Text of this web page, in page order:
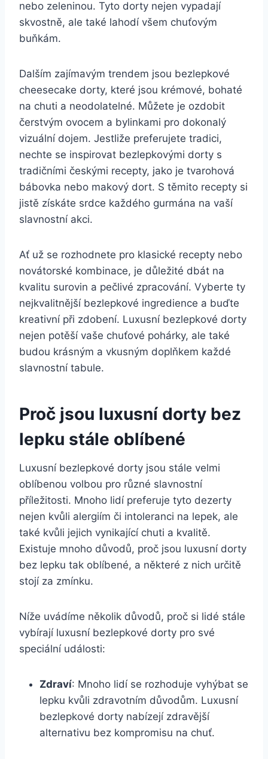
nebo zeleninou. Tyto dorty nejen vypadají
skvostně, ale také lahodí všem chuťovým
buňkám.
Dalším zajímavým trendem jsou bezlepkové
cheesecake dorty, které jsou krémové, bohaté
na chuti a neodolatelné. Můžete je ozdobit
čerstvým ovocem a bylinkami pro dokonalý
vizuální dojem. Jestliže preferujete tradici,
nechte se inspirovat bezlepkovými dorty s
tradičními českými recepty, jako je tvarohová
bábovka nebo makový dort. S těmito recepty si
jistě získáte srdce každého gurmána na vaší
slavnostní akci.
Ať už se rozhodnete pro klasické recepty nebo
novátorské kombinace, je důležité dbát na
kvalitu surovin a pečlivé zpracování. Vyberte ty
nejkvalitnější bezlepkové ingredience a buďte
kreativní při zdobení. Luxusní bezlepkové dorty
nejen potěší vaše chuťové pohárky, ale také
budou krásným a vkusným doplňkem každé
slavnostní tabule.
Proč jsou luxusní dorty bez
lepku stále oblíbené
Luxusní bezlepkové dorty jsou stále velmi
oblíbenou volbou pro různé slavnostní
příležitosti. Mnoho lidí preferuje tyto dezerty
nejen kvůli alergiím či intoleranci na lepek, ale
také kvůli jejich vynikající chuti a kvalitě.
Existuje mnoho důvodů, proč jsou luxusní dorty
bez lepku tak oblíbené, a některé z nich určitě
stojí za zmínku.
Níže uvádíme několik důvodů, proč si lidé stále
vybírají luxusní bezlepkové dorty pro své
speciální události:
Zdraví: Mnoho lidí se rozhoduje vyhýbat se
lepku kvůli zdravotním důvodům. Luxusní
bezlepkové dorty nabízejí zdravější
alternativu bez kompromisu na chuť.